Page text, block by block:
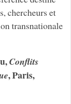
chercheurs et
transnationale
Conflits
, Paris,